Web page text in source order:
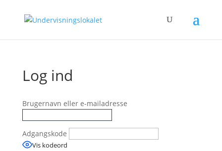
Log ind
Brugernavn eller e-mailadresse
Adgangskode
Vis kodeord